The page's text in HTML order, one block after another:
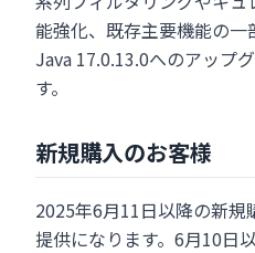
能強化、既存主要機能の
Java 17.0.13.0へのアップ
す。
新規購入のお客様
2025年6月11日以降の新
提供になります。6月10日